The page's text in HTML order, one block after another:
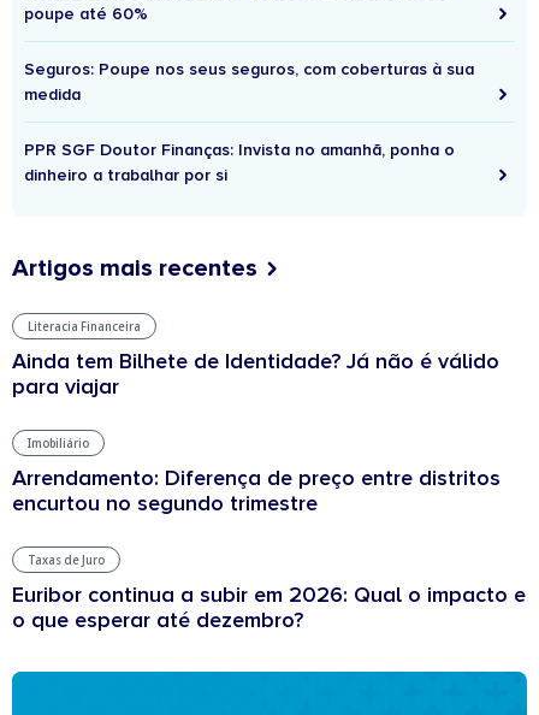
poupe até 60%
Seguros: Poupe nos seus seguros, com coberturas à sua
medida
PPR SGF Doutor Finanças: Invista no amanhã, ponha o
dinheiro a trabalhar por si
Artigos mais recentes
Literacia Financeira
Ainda tem Bilhete de Identidade? Já não é válido
para viajar
Imobiliário
Arrendamento: Diferença de preço entre distritos
encurtou no segundo trimestre
Taxas de Juro
Euribor continua a subir em 2026: Qual o impacto e
o que esperar até dezembro?